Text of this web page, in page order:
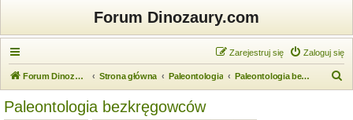
Forum Dinozaury.com
Zaloguj się
Zarejestruj się
Forum Dinozaury.com Strona główna Paleontologia Paleontologia bezkręgowców
Paleontologia bezkręgowców